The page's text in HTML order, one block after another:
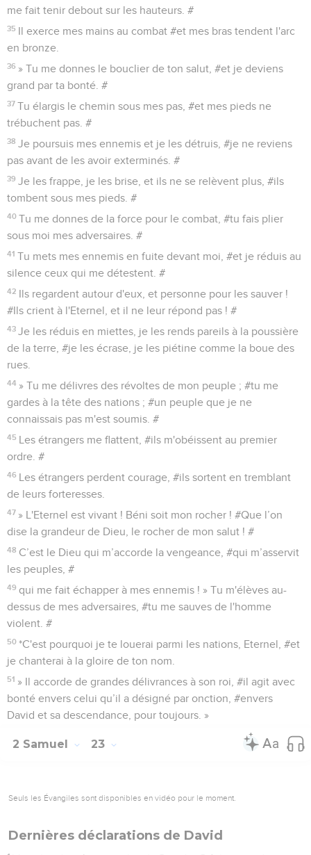
me fait tenir debout sur les hauteurs. #
35 Il exerce mes mains au combat #et mes bras tendent l'arc
en bronze.
36 » Tu me donnes le bouclier de ton salut, #et je deviens
grand par ta bonté. #
37 Tu élargis le chemin sous mes pas, #et mes pieds ne
trébuchent pas. #
38 Je poursuis mes ennemis et je les détruis, #je ne reviens
pas avant de les avoir exterminés. #
39 Je les frappe, je les brise, et ils ne se relèvent plus, #ils
tombent sous mes pieds. #
40 Tu me donnes de la force pour le combat, #tu fais plier
sous moi mes adversaires. #
41 Tu mets mes ennemis en fuite devant moi, #et je réduis au
silence ceux qui me détestent. #
42 Ils regardent autour d'eux, et personne pour les sauver !
#Ils crient à l'Eternel, et il ne leur répond pas ! #
43 Je les réduis en miettes, je les rends pareils à la poussière
de la terre, #je les écrase, je les piétine comme la boue des
rues.
44 » Tu me délivres des révoltes de mon peuple ; #tu me
gardes à la tête des nations ; #un peuple que je ne
connaissais pas m'est soumis. #
45 Les étrangers me flattent, #ils m'obéissent au premier
ordre. #
46 Les étrangers perdent courage, #ils sortent en tremblant
de leurs forteresses.
47 » L'Eternel est vivant ! Béni soit mon rocher ! #Que l’on
dise la grandeur de Dieu, le rocher de mon salut ! #
48 C’est le Dieu qui m’accorde la vengeance, #qui m’asservit
les peuples, #
49 qui me fait échapper à mes ennemis ! » Tu m'élèves au-
dessus de mes adversaires, #tu me sauves de l'homme
violent. #
50 *C'est pourquoi je te louerai parmi les nations, Eternel, #et
je chanterai à la gloire de ton nom.
51 » Il accorde de grandes délivrances à son roi, #il agit avec
bonté envers celui qu’il a désigné par onction, #envers
David et sa descendance, pour toujours. »
2 Samuel 23
Seuls les Évangiles sont disponibles en vidéo pour le moment.
Dernières déclarations de David